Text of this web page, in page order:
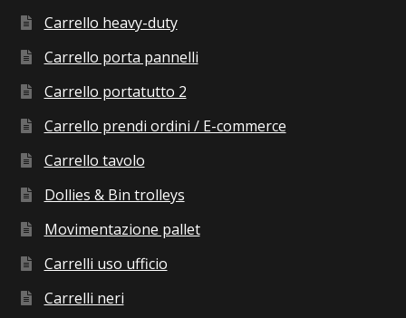
Carrello heavy-duty
Carrello porta pannelli
Carrello portatutto 2
Carrello prendi ordini / E-commerce
Carrello tavolo
Dollies & Bin trolleys
Movimentazione pallet
Carrelli uso ufficio
Carrelli neri